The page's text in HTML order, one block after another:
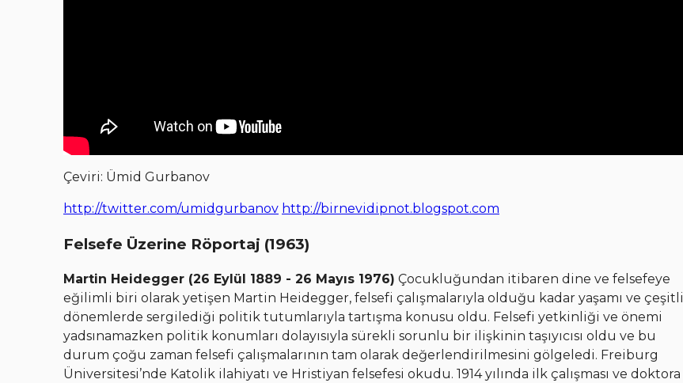
Çeviri: Ümid Gurbanov
http://twitter.com/umidgurbanov http://birnevidipnot.blogspot.com
Felsefe Üzerine Röportaj (1963)
Martin Heidegger (26 Eylül 1889 - 26 Mayıs 1976) Çocukluğundan itibaren dine ve felsefeye
eğilimli biri olarak yetişen Martin Heidegger, felsefi çalışmalarıyla olduğu kadar yaşamı ve çeşitli
dönemlerde sergilediği politik tutumlarıyla tartışma konusu oldu. Felsefi yetkinliği ve önemi
yadsınamazken politik konumları dolayısıyla sürekli sorunlu bir ilişkinin taşıyıcısı oldu ve bu
durum çoğu zaman felsefi çalışmalarının tam olarak değerlendirilmesini gölgeledi. Freiburg
Üniversitesi’nde Katolik ilahiyatı ve Hristiyan felsefesi okudu. 1914 yılında ilk çalışması ve doktora